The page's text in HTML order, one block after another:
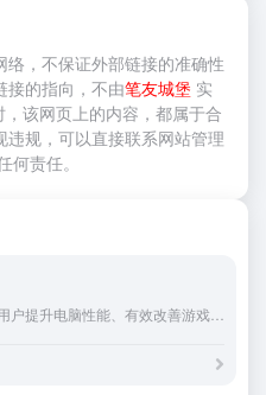
络，不保证外部链接的准确性
接的指向，不由笔友城堡 实
，该网页上的内容，都属于合
规，可以直接联系网站管理
何责任。
游戏加加是一款帮助用户提升电脑性能、有效改善游戏体验的综合性软件，为用户提供专业的电脑硬件检测，一键查看电脑配置；实时的桌面/游戏内硬件状态显示；实用的电脑跑分硬件测试；AI智能的游戏滤镜方案等功能。